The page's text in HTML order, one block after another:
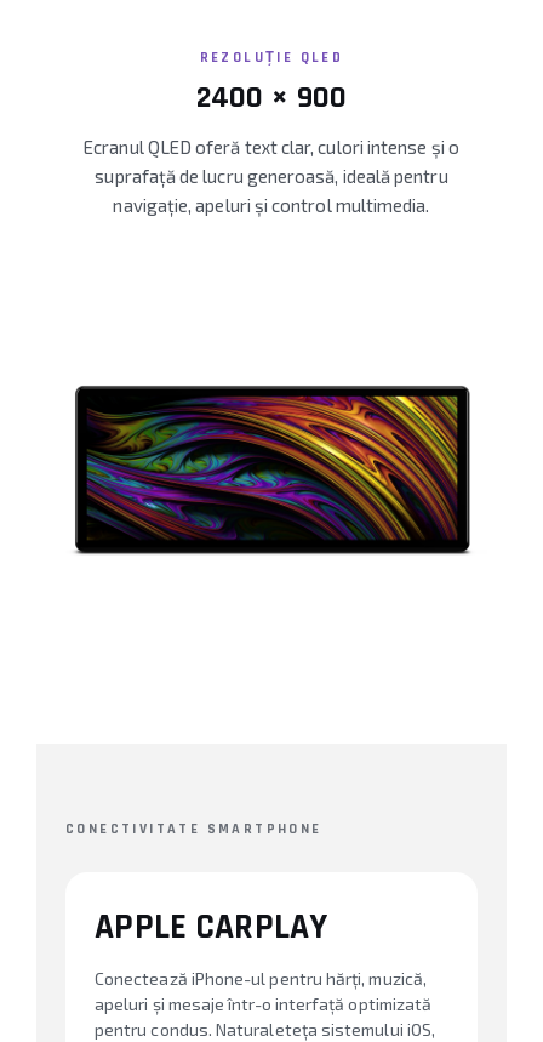
REZOLUȚIE QLED
2400 × 900
Ecranul QLED oferă text clar, culori intense și o
suprafață de lucru generoasă, ideală pentru
navigație, apeluri și control multimedia.
CONECTIVITATE SMARTPHONE
APPLE CARPLAY
Conectează iPhone-ul pentru hărți, muzică,
apeluri și mesaje într-o interfață optimizată
pentru condus. Naturaleteța sistemului iOS,